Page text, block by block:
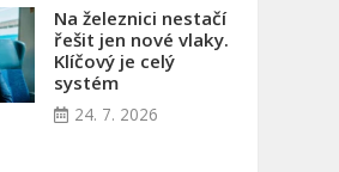
Na železnici nestačí
řešit jen nové vlaky.
Klíčový je celý
systém
24. 7. 2026